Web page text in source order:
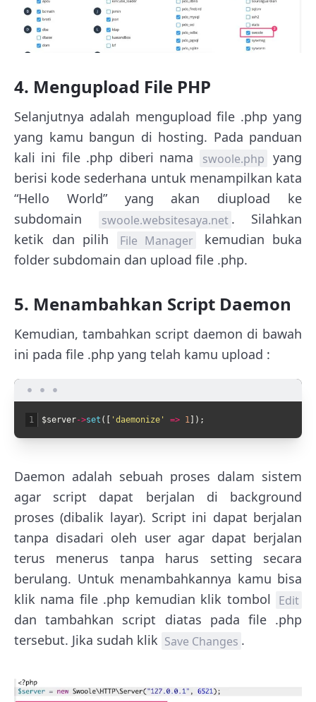
4. Mengupload File PHP
Selanjutnya adalah mengupload file .php yang
yang kamu bangun di hosting. Pada panduan
kali ini file .php diberi nama
swoole.php yang
berisi kode sederhana untuk menampilkan kata
“Hello World” yang akan diupload ke
subdomain
swoole.websitesaya.net . Silahkan
ketik dan pilih
File Manager
kemudian buka
folder subdomain dan upload file .php.
5. Menambahkan Script Daemon
Kemudian, tambahkan script daemon di bawah
ini pada file .php yang telah kamu upload :
1 $server->set ( 'daemonize' => 1 ) ;
Daemon adalah sebuah proses dalam sistem
agar script dapat berjalan di background
proses (dibalik layar). Script ini dapat berjalan
tanpa disadari oleh user agar dapat berjalan
terus menerus tanpa harus setting secara
berulang. Untuk menambahkannya kamu bisa
klik nama file .php kemudian klik tombol
Edit
dan tambahkan script diatas pada file .php
tersebut. Jika sudah klik Save Changes .